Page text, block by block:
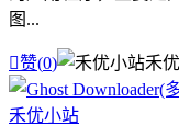
图...
赞(0) 禾